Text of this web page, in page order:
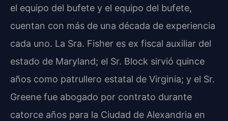
el equipo del bufete y el equipo del bufete,
cuentan con más de una década de experiencia
cada uno. La Sra. Fisher es ex fiscal auxiliar del
estado de Maryland; el Sr. Block sirvió quince
años como patrullero estatal de Virginia; y el Sr.
Greene fue abogado por contrato durante
catorce años para la Ciudad de Alexandria en